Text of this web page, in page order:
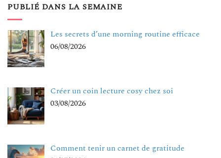
PUBLIÉ DANS LA SEMAINE
Les secrets d’une morning routine efficace
06/08/2026
Créer un coin lecture cosy chez soi
03/08/2026
Comment tenir un carnet de gratitude